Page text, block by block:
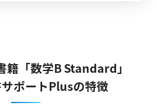
籍「数学B Standard」
ポートPlusの特徴